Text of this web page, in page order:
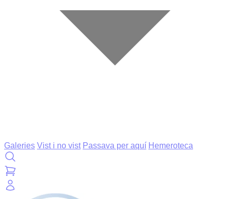
Galeries Vist i no vist Passava per aquí Hemeroteca